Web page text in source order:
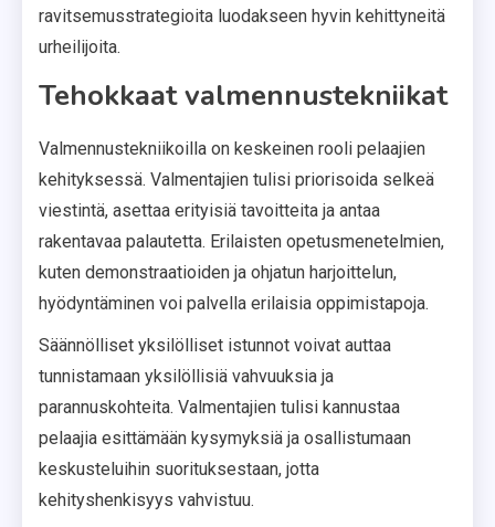
ravitsemusstrategioita luodakseen hyvin kehittyneitä
urheilijoita.
Tehokkaat valmennustekniikat
Valmennustekniikoilla on keskeinen rooli pelaajien
kehityksessä. Valmentajien tulisi priorisoida selkeä
viestintä, asettaa erityisiä tavoitteita ja antaa
rakentavaa palautetta. Erilaisten opetusmenetelmien,
kuten demonstraatioiden ja ohjatun harjoittelun,
hyödyntäminen voi palvella erilaisia oppimistapoja.
Säännölliset yksilölliset istunnot voivat auttaa
tunnistamaan yksilöllisiä vahvuuksia ja
parannuskohteita. Valmentajien tulisi kannustaa
pelaajia esittämään kysymyksiä ja osallistumaan
keskusteluihin suorituksestaan, jotta
kehityshenkisyys vahvistuu.